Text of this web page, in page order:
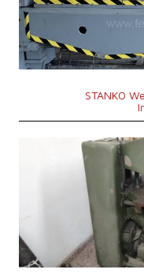
Maschinenabmessungen L
Hauptmotorleistung
Maschinengewicht
Kontrollsystem
STANKO
2002
Max. Blechdicke
4 mm
1050
Antriebsart bender
Kontrollsystem
nein